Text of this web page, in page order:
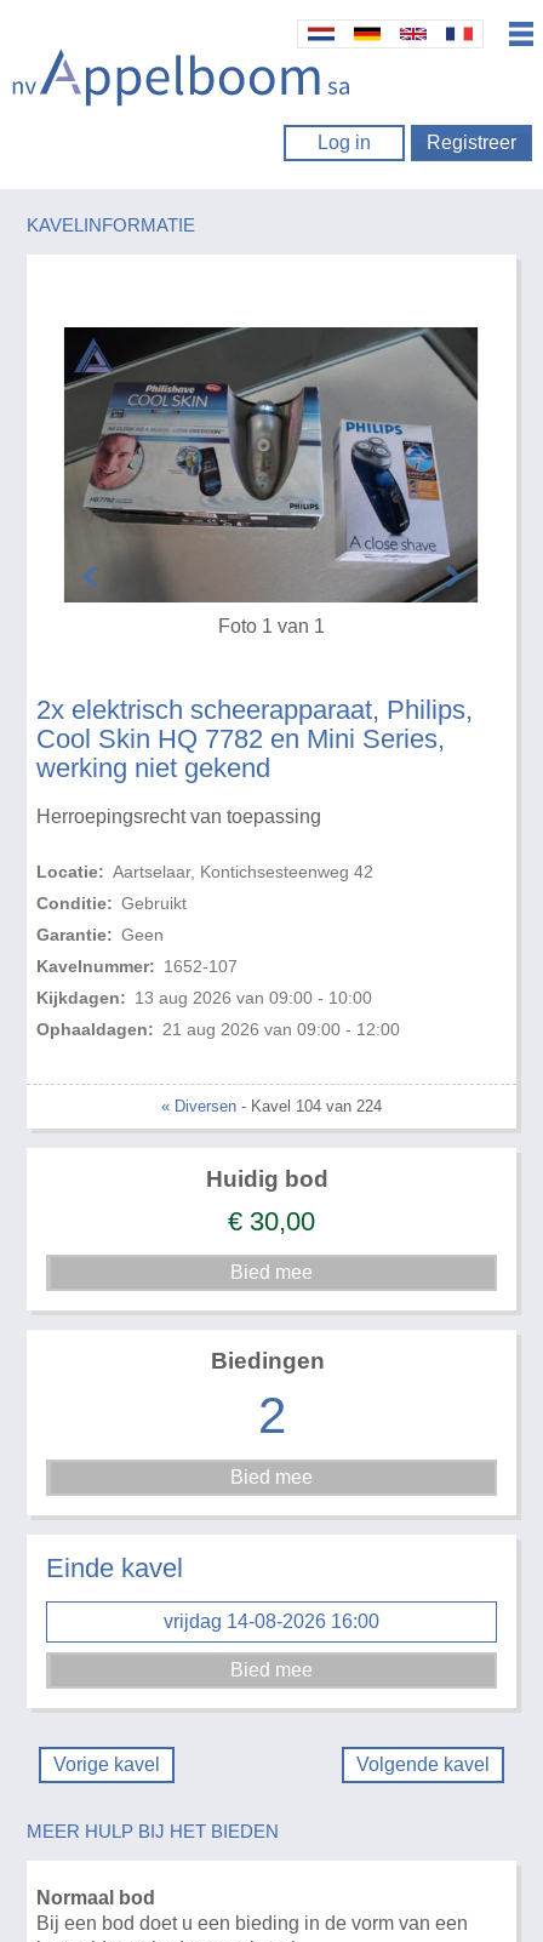
Log in Registreer
KAVELINFORMATIE
2x elektrisch scheerapparaat, Philips,
Cool Skin HQ 7782 en Mini Series,
werking niet gekend
Herroepingsrecht van toepassing
Locatie: Aartselaar, Kontichsesteenweg 42
Conditie: Gebruikt
Garantie: Geen
Kavelnummer: 1652-107
Kijkdagen: 13 aug 2026 van 09:00 - 10:00
Ophaaldagen: 21 aug 2026 van 09:00 - 12:00
Foto 1 van 1
« Diversen - Kavel 104 van 224
Huidig bod
€ 30,00
Biedingen
2
Einde kavel
vrijdag 14-08-2026 16:00
Vorige kavel Volgende kavel
MEER HULP BIJ HET BIEDEN
Normaal bod
Bij een bod doet u een bieding in de vorm van een